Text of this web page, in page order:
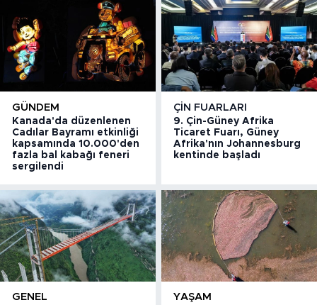
GÜNDEM
Kanada'da düzenlenen
Cadılar Bayramı etkinliği
kapsamında 10.000'den
fazla bal kabağı feneri
sergilendi
ÇIN FUARLARI
9. Çin-Güney Afrika
Ticaret Fuarı, Güney
Afrika'nın Johannesburg
kentinde başladı
GENEL YAŞAM